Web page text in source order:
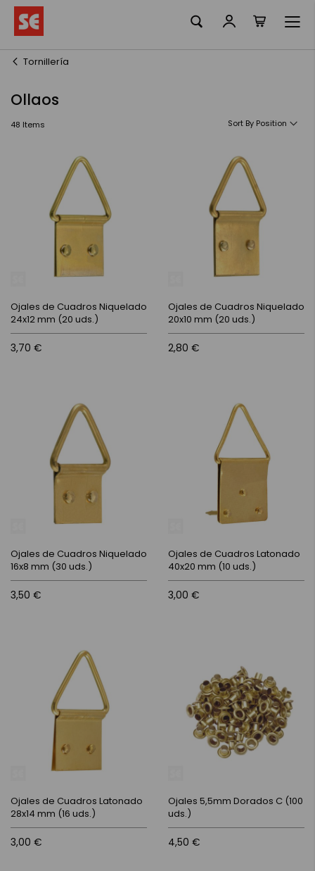
Content
Tornillería
Ollaos
48 Items Sort By
Ojales de Cuadros Niquelado
24x12 mm (20 uds.)
3,70 €
Ojales de Cuadros Niquelado
20x10 mm (20 uds.)
2,80 €
Ojales de Cuadros Niquelado
16x8 mm (30 uds.)
3,50 €
Ojales de Cuadros Latonado
40x20 mm (10 uds.)
3,00 €
Ojales de Cuadros Latonado
28x14 mm (16 uds.)
3,00 €
Ojales 5,5mm Dorados C (100
uds.)
4,50 €